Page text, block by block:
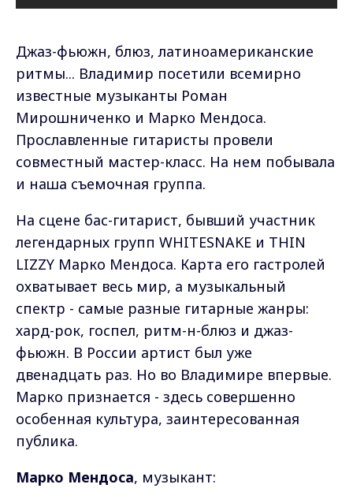
Джаз-фьюжн, блюз, латиноамериканские
ритмы... Владимир посетили всемирно
известные музыканты Роман
Мирошниченко и Марко Мендоса.
Прославленные гитаристы провели
совместный мастер-класс. На нем побывала
и наша съемочная группа.
На сцене бас-гитарист, бывший участник
легендарных групп WHITESNAKE и THIN
LIZZY Марко Мендоса. Карта его гастролей
охватывает весь мир, а музыкальный
спектр - самые разные гитарные жанры:
хард-рок, госпел, ритм-н-блюз и джаз-
фьюжн. В России артист был уже
двенадцать раз. Но во Владимире впервые.
Марко признается - здесь совершенно
особенная культура, заинтересованная
публика.
Марко Мендоса, музыкант: